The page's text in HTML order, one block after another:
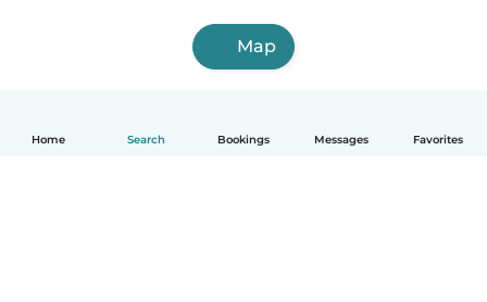
Home Search Bookings Messages Favorites
Map